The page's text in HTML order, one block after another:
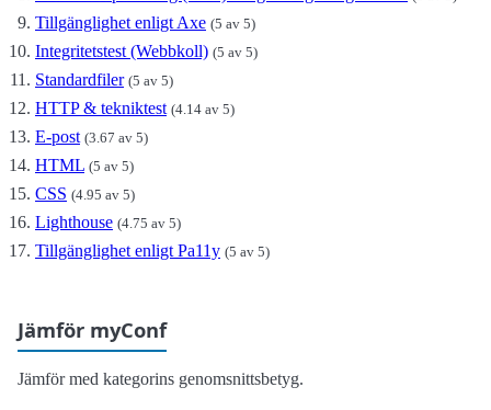
Tillgänglighet enligt Axe (5 av 5)
Integritetstest (Webbkoll) (5 av 5)
Standardfiler (5 av 5)
HTTP & tekniktest (4.14 av 5)
E-post (3.67 av 5)
HTML (5 av 5)
CSS (4.95 av 5)
Lighthouse (4.75 av 5)
Tillgänglighet enligt Pa11y (5 av 5)
Jämför myConf
Jämför med kategorins genomsnittsbetyg.